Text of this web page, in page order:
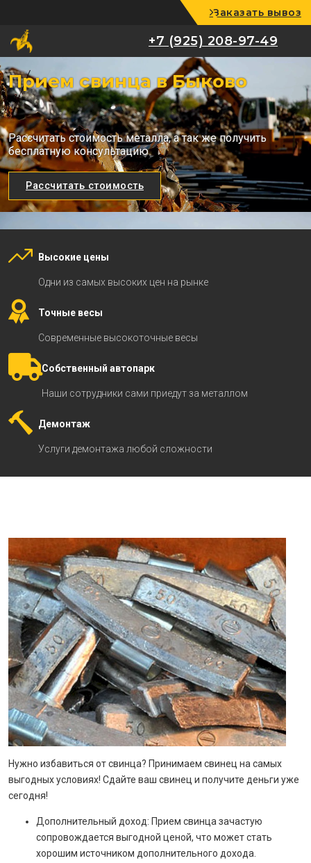
+7 (925) 208-97-49
Заказать вывоз
+7 (925) 208-97-49
Прием свинца в Быково
Рассчитать стоимость металла, а так же получить
бесплатную консультацию
Рассчитать стоимость
Высокие цены
Одни из самых высоких цен на рынке
Точные весы
Современные высокоточные весы
Собственный автопарк
Наши сотрудники сами приедут за металлом
Демонтаж
Услуги демонтажа любой сложности
Нужно избавиться от свинца? Принимаем свинец на самых
выгодных условиях! Сдайте ваш свинец и получите деньги уже
сегодня!
Дополнительный доход: Прием свинца зачастую
сопровождается выгодной ценой, что может стать
хорошим источником дополнительного дохода.